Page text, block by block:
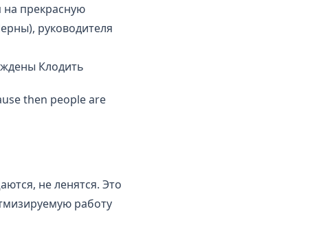
на прекрасную
руководителя
Клодить
then people are
не ленятся. Это
работу